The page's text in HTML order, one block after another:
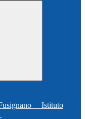
Istituto